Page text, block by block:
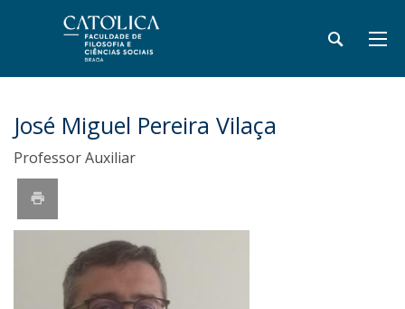
José Miguel Pereira Vilaça
Professor Auxiliar